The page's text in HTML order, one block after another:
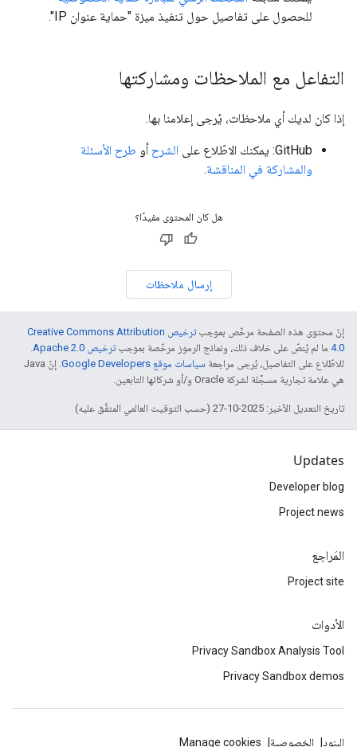
للحصول على تفاصيل حول تنفيذ ميزة "حماية عنوان IP".
التفاعل مع الملاحظات ومشاركتها
إذا كان لديك أي ملاحظات، يُرجى إعلامنا بها.
‫GitHub: يمكنك الاطّلاع على الشرحأو طرح الأسئلة
والمشاركة في المناقشة.
هل كان المحتوى مفيدًا؟
إرسال ملاحظات
إنّ محتوى هذه الصفحة مرخّص بموجب
ترخيص Creative Commons Attribution
4.0‏ ما لم يُنصّ على خلاف ذلك، ونماذج الرموز مرخّصة بموجبترخيص Apache 2.0‏
للاطّلاع على التفاصيل، يُرجى مراجعة سياسات موقع Google Developers‏
. إنّ Java
هي علامة تجارية مسجَّلة لشركة Oracle و/أو شركائها التابعين.
تاريخ التعديل الأخير: 2025-10-27 (حسب التوقيت العالمي المتفَّق عليه)
Updates
Developer blog
Project news
المَراجع
Project site
الأدوات
Privacy Sandbox Analysis Tool
Privacy Sandbox demos
البنود الخصوصية Manage cookies